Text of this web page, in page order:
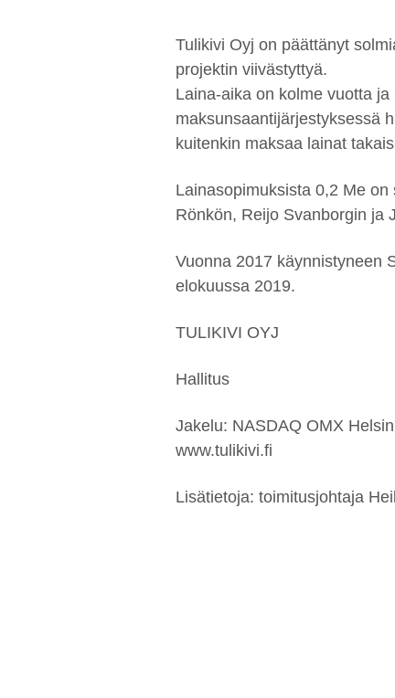
Tulikivi Oyj on päättänyt
projektin viivästyttyä.
Laina-aika on kolme vuotta
maksunsaantijärjestyksessä
kuitenkin maksaa lainat
Lainasopimuksista 0,2 Me
Rönkön, Reijo Svanborgin ja
Vuonna 2017 käynnistyneen
elokuussa 2019.
TULIKIVI OYJ
Hallitus
Jakelu: NASDAQ OMX
www.tulikivi.fi
Lisätietoja: toimitusjohtaja